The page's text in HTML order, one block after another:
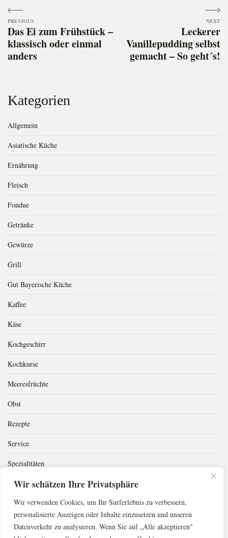
Wir schätzen Ihre Privatsphäre
Wir verwenden Cookies, um Ihr Surferlebnis zu verbessern,
personalisierte Anzeigen oder Inhalte einzusetzen und unseren
Datenverkehr zu analysieren. Wenn Sie auf „Alle akzeptieren"
Beitragsnavigation
Das Ei zum Frühstück –
klassisch oder einmal
anders
Leckerer
Vanillepudding selbst
gemacht – So geht´s!
Kategorien
Allgemein
Asiatische Küche
Ernährung
Fleisch
Fondue
Getränke
Gewürze
Grill
Gut Bayerische Küche
Kaffee
Käse
Kochgeschirr
Kochkurse
Meeresfrüchte
Obst
Rezepte
Service
Spezialitäten
Superfood
Süßspeisen
Süßwaren